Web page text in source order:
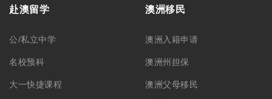
赴澳留学
公/私立中学
名校预科
大一快捷课程
澳洲移民
澳洲入籍申请
澳洲州担保
澳洲父母移民